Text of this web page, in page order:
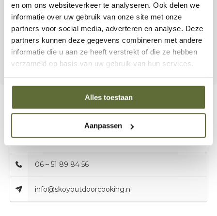
en om ons websiteverkeer te analyseren. Ook delen we
informatie over uw gebruik van onze site met onze
partners voor social media, adverteren en analyse. Deze
partners kunnen deze gegevens combineren met andere
informatie die u aan ze heeft verstrekt of die ze hebben
verzameld op basis van uw gebruik van hun services.
Alles toestaan
Aanpassen
Of je nu aan het grillen bent of je gerecht nét dat beetje
extra wilt geven: met deNoRubbish The Pooh Hot
Honeyvoeg je eenvoudig eenzoet-pittige
smaakexplosietoe aan elke BBQ-creatie.
Bel onze specialisten
Klantenservice:
06 – 51 89 84 56
info@skoyoutdoorcooking.nl